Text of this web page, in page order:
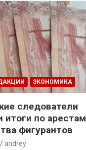
ЭКОНОМИКА
следователи
итоги по арестам
фигурантов
andrey